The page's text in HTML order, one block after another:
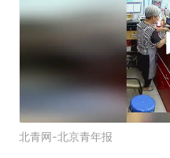
北青网-北京青年报